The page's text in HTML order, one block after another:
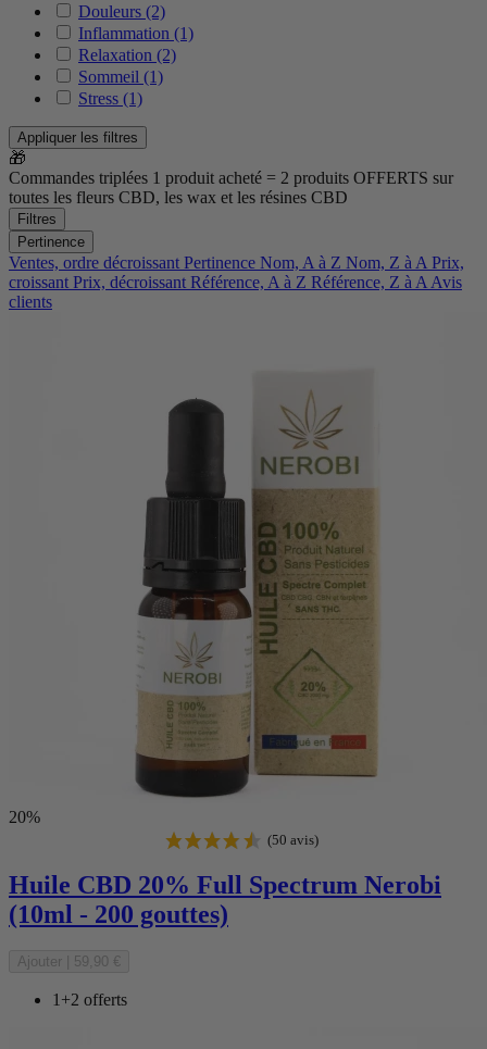
Douleurs (2)
Inflammation (1)
Relaxation (2)
Sommeil (1)
Stress (1)
Appliquer les filtres
🎁
Commandes triplées 1 produit acheté = 2 produits OFFERTS sur
toutes les fleurs CBD, les wax et les résines CBD
Filtres
Pertinence
Ventes, ordre décroissant Pertinence Nom, A à Z Nom, Z à A Prix,
croissant Prix, décroissant Référence, A à Z Référence, Z à A Avis
clients
20%
Huile CBD 20% Full Spectrum Nerobi
(10ml - 200 gouttes)
Ajouter 59,90 €
1+2 offerts